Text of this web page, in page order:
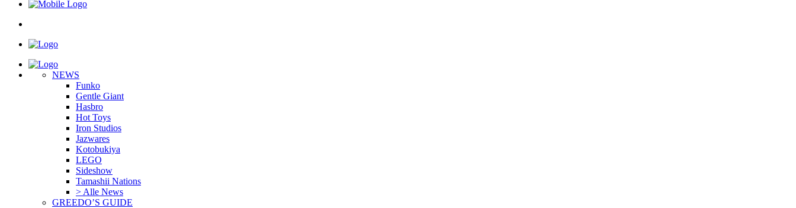
NEWS
Funko
Gentle Giant
Hasbro
Hot Toys
Iron Studios
Jazwares
Kotobukiya
LEGO
Sideshow
Tamashii Nations
> Alle News
GREEDO’S GUIDE